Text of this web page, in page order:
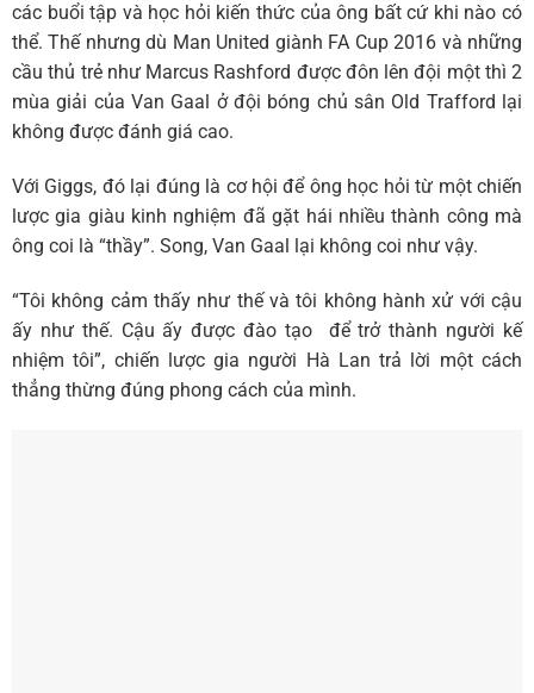
các buổi tập và học hỏi kiến thức của ông bất cứ khi nào có
thể. Thế nhưng dù Man United giành FA Cup 2016 và những
cầu thủ trẻ như Marcus Rashford được đôn lên đội một thì 2
mùa giải của Van Gaal ở đội bóng chủ sân Old Trafford lại
không được đánh giá cao.
Với Giggs, đó lại đúng là cơ hội để ông học hỏi từ một chiến
lược gia giàu kinh nghiệm đã gặt hái nhiều thành công mà
ông coi là “thầy”. Song, Van Gaal lại không coi như vậy.
“Tôi không cảm thấy như thế và tôi không hành xử với cậu
ấy như thế. Cậu ấy được đào tạo để trở thành người kế
nhiệm tôi”, chiến lược gia người Hà Lan trả lời một cách
thẳng thừng đúng phong cách của mình.